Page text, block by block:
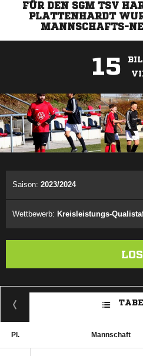
FÜR DEN SGM TSV
PLATTENHARDT
MANNSCHAFTS-
15
Saison: 2023/2024
Wettbewerb: Kreisleistungs-
LOS
Pl. Mannschaft